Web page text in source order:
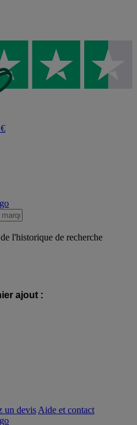
l'historique de recherche
ajout :
un devis Aide et contact